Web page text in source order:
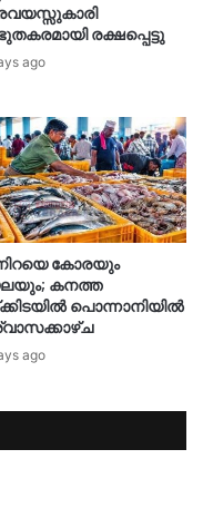
രക്ഷപ്പെട്ടു
ago
കോരയും
കനത്ത
പൊന്നാനിയിൽ
ago